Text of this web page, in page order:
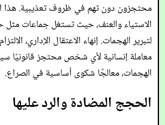
محتجزون دون تهم في ظروف تعذيبية. هذا
الاستياء والعنف، حيث تستغل جماعات مثل
لتبرير الهجمات. إنهاء الاعتقال الإداري،
معاملة إنسانية لأي شخص محتجز قانونيًا
الهجمات، معالجًا شكوى أساسية في الصراع.
الحجج المضادة والرد عليها